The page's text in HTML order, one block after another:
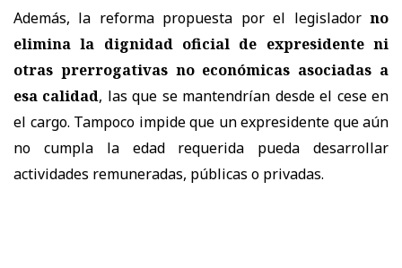
Además, la reforma propuesta por el legislador no
elimina la dignidad oficial de expresidente ni
otras prerrogativas no económicas asociadas a
esa calidad, las que se mantendrían desde el cese en
el cargo. Tampoco impide que un expresidente que aún
no cumpla la edad requerida pueda desarrollar
actividades remuneradas, públicas o privadas.